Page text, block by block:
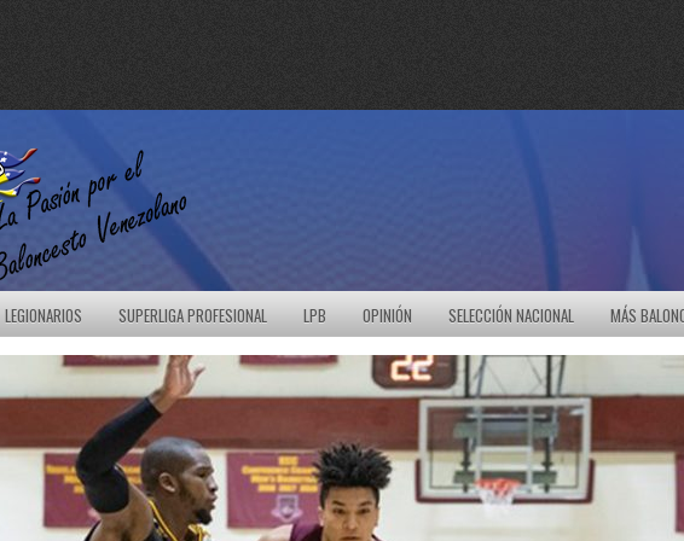
LEGIONARIOS SUPERLIGA PROFESIONAL LPB OPINIÓN SELECCIÓN NACIONAL MÁS